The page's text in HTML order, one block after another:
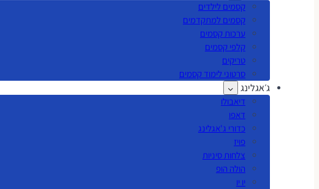
קסמים לילדים
קסמים למתקדמים
ערכות קסמים
קלפי קסמים
טריקים
סרטוני לימוד קסמים
ג׳אגלינג
דיאבולו
דאפו
כדורי ג'אגלינג
פויז
צלחות סיניות
הולה הופ
יו יו